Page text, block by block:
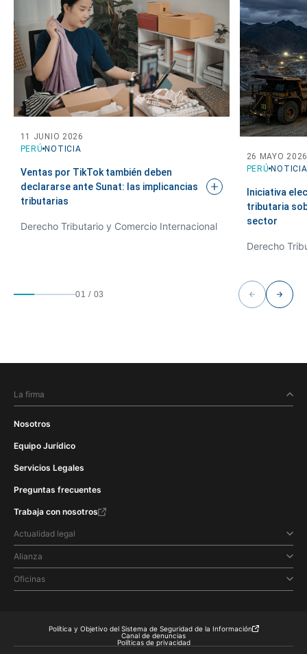
PERÚ NOTICIA
11 JUNIO 2026
Ventas por TikTok también deben
declararse ante Sunat: las implicancias
tributarias
Derecho Tributario y Comercio Internacional
PERÚ NOTICIA
26 MAYO
Iniciativa
tributaria
sector
Derecho
01 / 03
La firma
Nosotros
Equipo Jurídico
Servicios Legales
Preguntas frecuentes
Trabaja con nosotros
Actualidad legal
Alianza
Oficinas
Política y Objetivo del Sistema de Seguridad de la Información
Canal de denuncias
Políticas de privacidad